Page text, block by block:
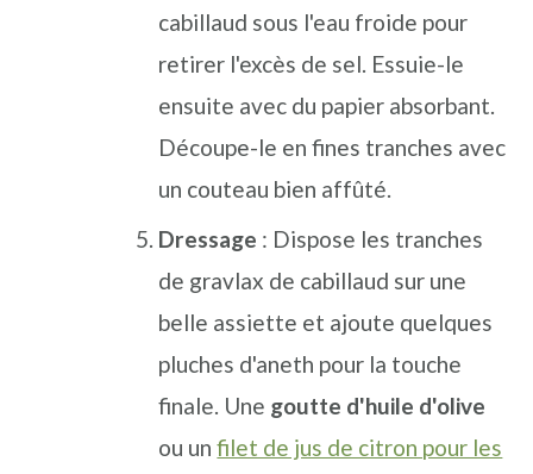
cabillaud sous l'eau froide pour
retirer l'excès de sel. Essuie-le
ensuite avec du papier absorbant.
Découpe-le en fines tranches avec
un couteau bien affûté.
Dressage : Dispose les tranches
de gravlax de cabillaud sur une
belle assiette et ajoute quelques
pluches d'aneth pour la touche
finale. Une goutte d'huile d'olive
ou unfilet de jus de citron pour les